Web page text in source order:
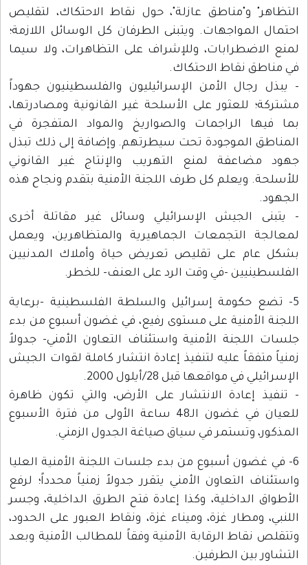
التظاهر" و"مناطق عازلة"، حول نقاط الاحتكاك، لتقليص
احتمال المواجهات. ويتبنى الطرفان كل الوسائل اللازمة؛
لمنع الاضطرابات، وللإشراف على التظاهرات، ولا سيما
في مناطق نقاط الاحتكاك.
- يبذل رجال الأمن الإسرائيليون والفلسطينيون جهوداً
مشتركة؛ للعثور على الأسلحة غير القانونية ومصادرتها،
بما فيها الراجمات والصواريخ والمواد المتفجرة في
المناطق الموجودة تحت سيطرتهم. وإضافة إلى ذلك تبذل
جهود مضاعفة لمنع التهريب والإنتاج غير القانوني
للأسلحة. ويعلم كل طرف اللجنة الأمنية بتقدم ونجاح هذه
الجهود.
- يتبنى الجيش الإسرائيلي وسائل غير مقاتلة أخرى
لمعالجة التجمعات الجماهيرية والمتظاهرين، ويعمل
بشكل عام على تقليص تعريض حياة وأملاك المدنيين
الفلسطينيين -في وقت الرد على العنف- للخطر.
5- تضع حكومة إسرائيل والسلطة الفلسطينية -برعاية
اللجنة الأمنية على مستوى رفيع، في غضون أسبوع من بدء
جلسات اللجنة الأمنية واستئناف التعاون الأمني- جدولاً
زمنياً متفقاً عليه لتنفيذ إعادة انتشار كاملة لقوات الجيش
الإسرائيلي في مواقعها قبل 28/أيلول 2000.
- تنفيذ إعادة الانتشار على الأرض، والتي تكون ظاهرة
للعيان في غضون الـ48 ساعة الأولى من فترة الأسبوع
المذكور، وتستمر في سياق صياغة الجدول الزمني.
6- في غضون أسبوع من بدء جلسات اللجنة الأمنية العليا
واستئناف التعاون الأمني يتقرر جدولاً زمنياً محدداً؛ لرفع
الأطواق الداخلية، وكذا إعادة فتح الطرق الداخلية، وجسر
اللنبي، ومطار غزة، وميناء غزة، ونقاط العبور على الحدود،
وتتقلص نقاط الرقابة الأمنية وفقاً للمطالب الأمنية وبعد
التشاور بين الطرفين.